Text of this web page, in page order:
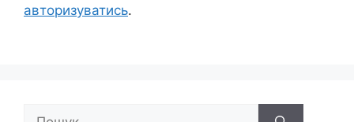
авторизуватись.